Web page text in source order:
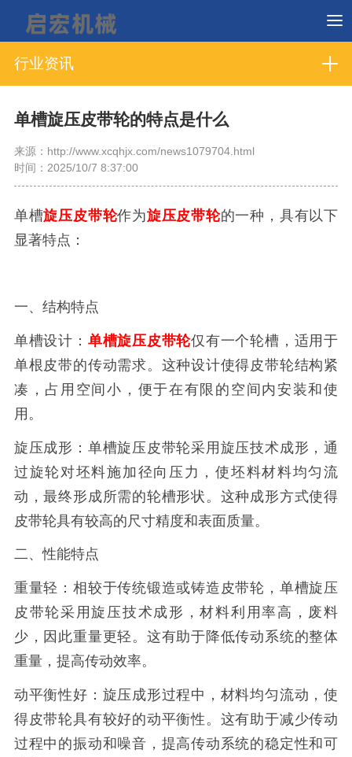
行业资讯
单槽旋压皮带轮的特点是什么
来源：http://www.xcqhjx.com/news1079704.html
时间：2025/10/7 8:37:00
单槽旋压皮带轮作为旋压皮带轮的一种，具有以下
显著特点：
一、结构特点
单槽设计： 单槽旋压皮带轮仅有一个轮槽，适用于
单根皮带的传动需求。这种设计使得皮带轮结构紧
凑，占用空间小，便于在有限的空间内安装和使
用。
旋压成形：单槽旋压皮带轮采用旋压技术成形，通
过旋轮对坯料施加径向压力，使坯料材料均匀流
动，最终形成所需的轮槽形状。这种成形方式使得
皮带轮具有较高的尺寸精度和表面质量。
二、性能特点
重量轻：相较于传统锻造或铸造皮带轮，单槽旋压
皮带轮采用旋压技术成形，材料利用率高，废料
少，因此重量更轻。这有助于降低传动系统的整体
重量，提高传动效率。
动平衡性好：旋压成形过程中，材料均匀流动，使
得皮带轮具有较好的动平衡性。这有助于减少传动
过程中的振动和噪音，提高传动系统的稳定性和可